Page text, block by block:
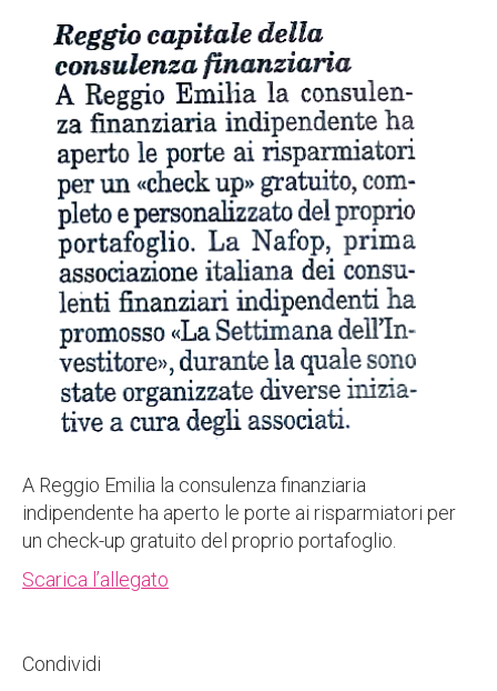
A Reggio Emilia la consulenza finanziaria
indipendente ha aperto le porte ai risparmiatori per
un check-up gratuito del proprio portafoglio.
Scarica l’allegato
Condividi